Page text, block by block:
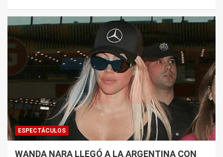
ESPECTÁCULOS
WANDA NARA LLEGÓ A LA ARGENTINA CON